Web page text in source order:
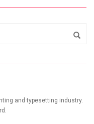
and typesetting industry.